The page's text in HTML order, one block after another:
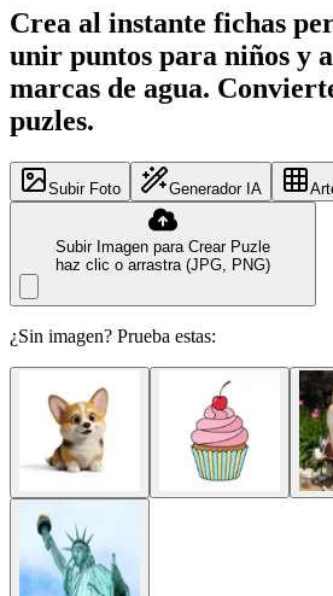
Crea al instante fichas
unir puntos para niños y
marcas de agua.
puzles.
Subir Foto Generador IA
Subir Imagen para Crear Puzle
haz clic o arrastra (JPG, PNG)
¿Sin imagen? Prueba estas: